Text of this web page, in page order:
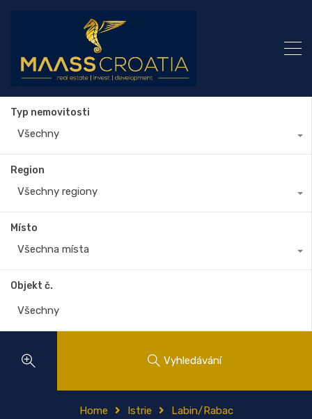
Typ nemovitosti
Všechny
Region
Všechny regiony
Místo
Všechna místa
Objekt č.
Vyhledávání
Home Istrie Labin/Rabac